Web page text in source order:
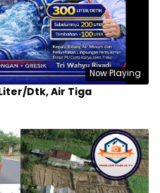
Now Playing
Dtk, Air Tiga